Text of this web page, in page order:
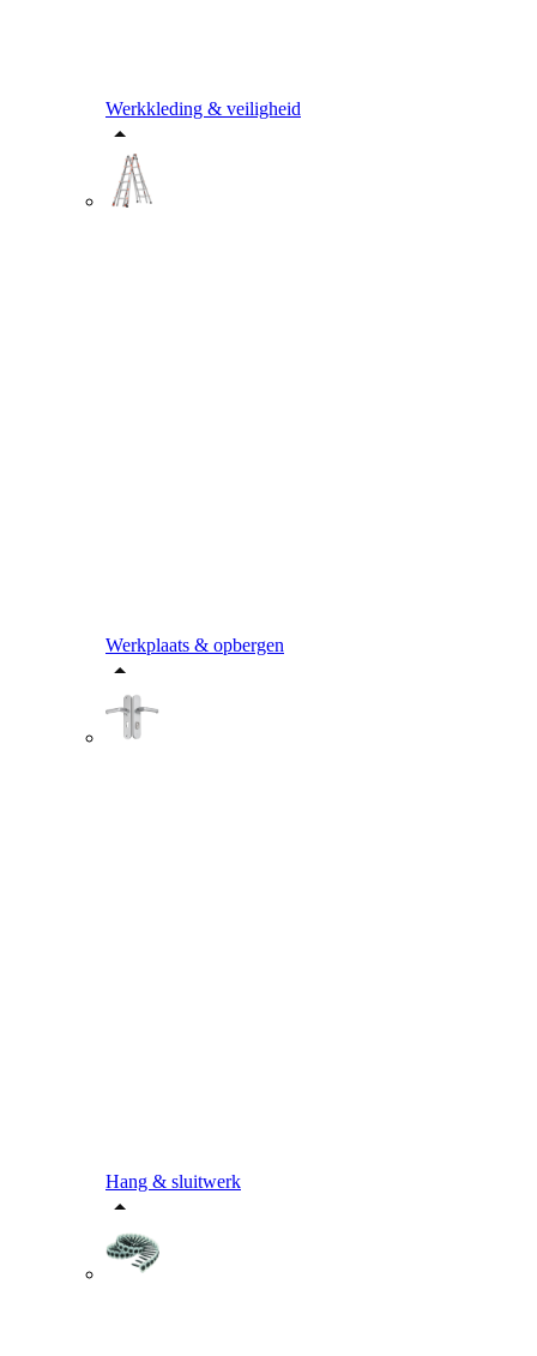
Werkkleding & veiligheid
Werkplaats & opbergen
Hang & sluitwerk